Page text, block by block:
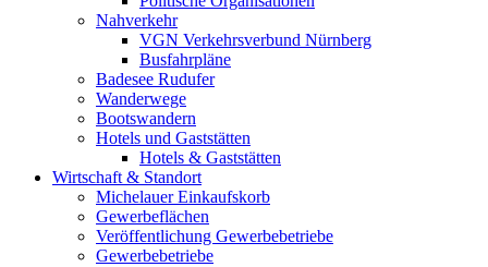
Nahverkehr
VGN Verkehrsverbund Nürnberg
Busfahrpläne
Badesee Rudufer
Wanderwege
Bootswandern
Hotels und Gaststätten
Hotels & Gaststätten
Wirtschaft & Standort
Michelauer Einkaufskorb
Gewerbeflächen
Veröffentlichung Gewerbebetriebe
Gewerbebetriebe